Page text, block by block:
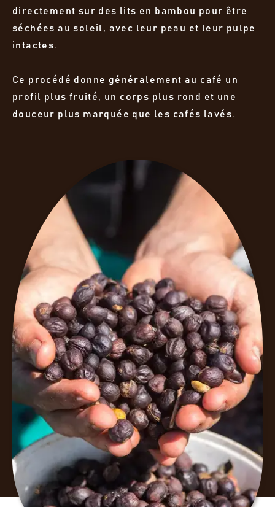
directement sur des lits en bambou pour être
séchées au soleil, avec leur peau et leur pulpe
intactes.
Ce procédé donne généralement au café un
profil plus fruité, un corps plus rond et une
douceur plus marquée que les cafés lavés.